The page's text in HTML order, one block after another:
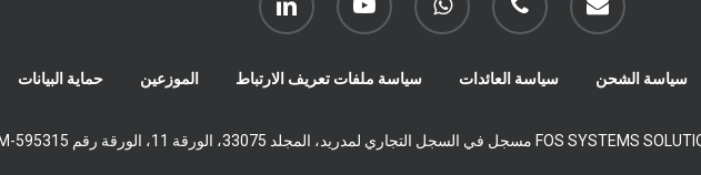
إلكتروني
سياسة الشحن سياسة العائدات سياسة ملفات تعريف الارتباط الموزعين حماية البيانات